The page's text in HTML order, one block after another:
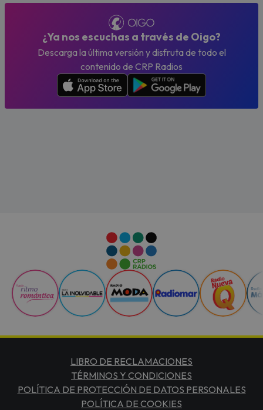
¿Ya nos escuchas a través de Oigo?
Descarga la última versión y disfruta de todo el
contenido de CRP Radios
LIBRO DE RECLAMACIONES
TÉRMINOS Y CONDICIONES
POLÍTICA DE PROTECCIÓN DE DATOS PERSONALES
POLÍTICA DE COOKIES